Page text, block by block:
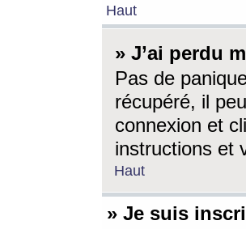
Haut
» J’ai perdu
Pas de
récupéré, il
connexion et
instructions et
Haut
» Je suis